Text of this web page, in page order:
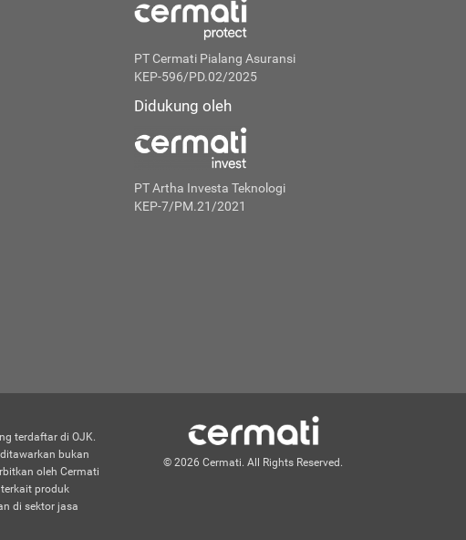
PT Cermati Pialang Asuransi
KEP-596/PD.02/2025
Didukung oleh
PT Artha Investa Teknologi
KEP-7/PM.21/2021
terdaftar di OJK.
bukan
oleh Cermati
produk
di sektor jasa
© 2026 Cermati. All Rights Reserved.